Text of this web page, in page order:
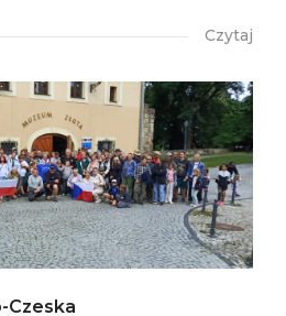
Czytaj
Czeska